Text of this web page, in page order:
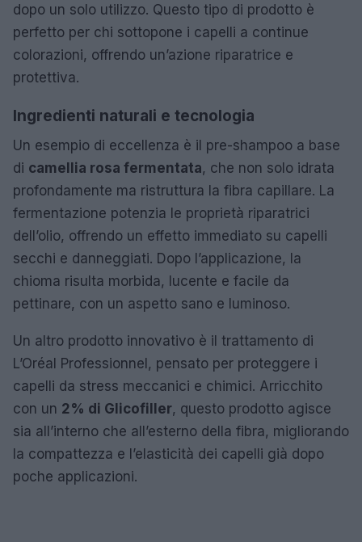
dopo un solo utilizzo. Questo tipo di prodotto è
perfetto per chi sottopone i capelli a continue
colorazioni, offrendo un’azione riparatrice e
protettiva.
Ingredienti naturali e tecnologia
Un esempio di eccellenza è il pre-shampoo a base
di camellia rosa fermentata, che non solo idrata
profondamente ma ristruttura la fibra capillare. La
fermentazione potenzia le proprietà riparatrici
dell’olio, offrendo un effetto immediato su capelli
secchi e danneggiati. Dopo l’applicazione, la
chioma risulta morbida, lucente e facile da
pettinare, con un aspetto sano e luminoso.
Un altro prodotto innovativo è il trattamento di
L’Oréal Professionnel, pensato per proteggere i
capelli da stress meccanici e chimici. Arricchito
con un 2% di Glicofiller, questo prodotto agisce
sia all’interno che all’esterno della fibra, migliorando
la compattezza e l’elasticità dei capelli già dopo
poche applicazioni.